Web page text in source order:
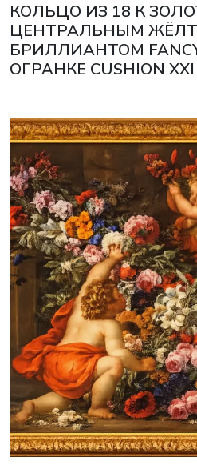
КОЛЬЦО ИЗ 18 К
ЦЕНТРАЛЬНЫМ
БРИЛЛИАНТОМ FANCY
ОГРАНКЕ CUSHION